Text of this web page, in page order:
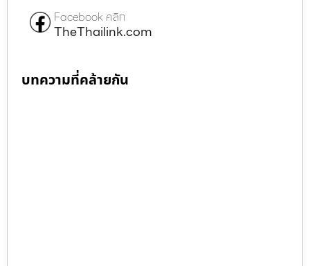
Facebook คลิก
TheThailink.com
บทความที่คล้ายกัน